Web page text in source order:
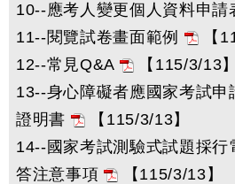
10--應考人變更個人資料申
11--閱覽試卷畫面範例
【
12--常見Q&A
【115/3/13】
13--身心障礙者應國家考試申
證明書
【115/3/13】
14--國家考試測驗式試題採行
答注意事項
【115/3/13】